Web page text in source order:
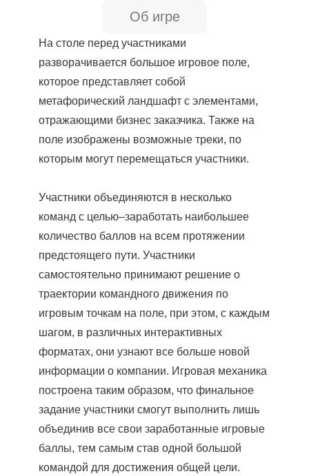
Об игре
На столе перед участниками
разворачивается большое игровое поле,
которое представляет собой
метафорический ландшафт с элементами,
отражающими бизнес заказчика. Также на
поле изображены возможные треки, по
которым могут перемещаться участники.
Участники объединяются в несколько
команд с целью–заработать наибольшее
количество баллов на всем протяжении
предстоящего пути. Участники
самостоятельно принимают решение о
траектории командного движения по
игровым точкам на поле, при этом, с каждым
шагом, в различных интерактивных
форматах, они узнают все больше новой
информации о компании. Игровая механика
построена таким образом, что финальное
задание участники смогут выполнить лишь
объединив все свои заработанные игровые
баллы, тем самым став одной большой
командой для достижения общей цели.